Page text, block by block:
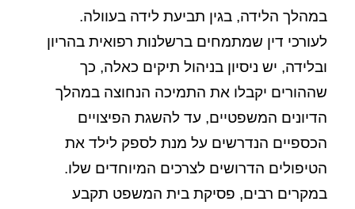
במהלך הלידה, בגין תביעת לידה בעוולה.
לעורכי דין שמתמחים ברשלנות רפואית בהריון
ובלידה, יש ניסיון בניהול תיקים כאלה, כך
שההורים יקבלו את התמיכה הנחוצה במהלך
הדיונים המשפטיים, עד להשגת הפיצויים
הכספיים הנדרשים על מנת לספק לילד את
הטיפולים הדרושים לצרכים המיוחדים שלו.
במקרים רבים, פסיקת בית המשפט תקבע